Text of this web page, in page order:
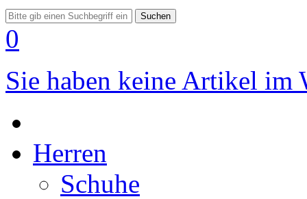
Suchen
0
Sie haben keine Artikel im
Herren
Schuhe